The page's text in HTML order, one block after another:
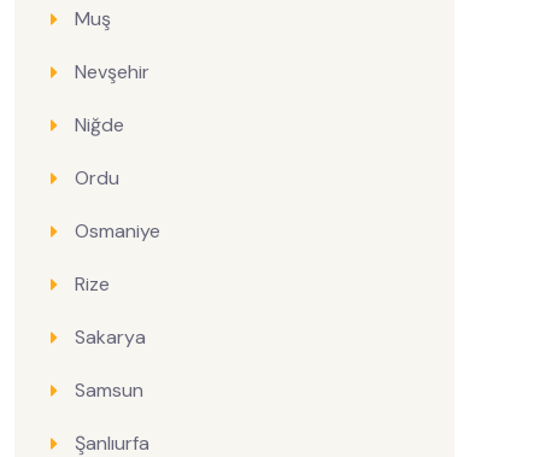
Muş
Nevşehir
Niğde
Ordu
Osmaniye
Rize
Sakarya
Samsun
Şanlıurfa